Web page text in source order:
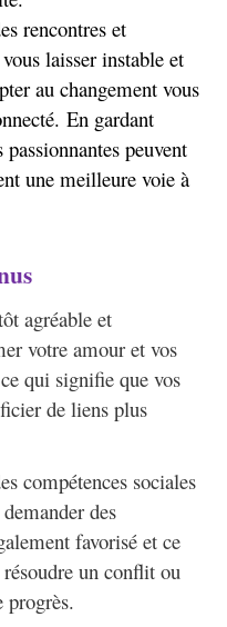
rencontres et
laisser instable et
au changement vous
En gardant
peuvent
une meilleure voie à
agréable et
votre amour et vos
qui signifie que vos
de liens plus
compétences sociales
des
favorisé et ce
résoudre un conflit ou
progrès.